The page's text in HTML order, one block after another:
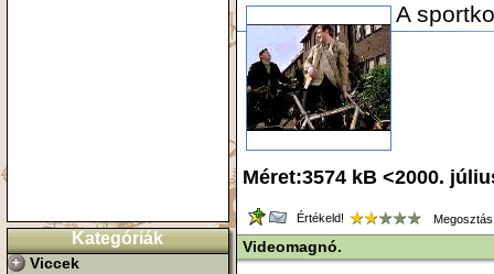
Kategóriák
Viccek
A
Méret:3574 kB <2000.
Értékeld!
Videomagnó.